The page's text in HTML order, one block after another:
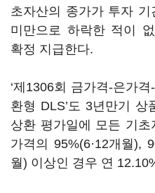
초자산의 종가가 투자
미만으로 하락한 적이
확정 지급한다.
‘제1306회 금가격-은가
환형 DLS’도 3년만기 상
상환 평가일에 모든 기
가격의 95%(6·12개월),
월) 이상인 경우 연